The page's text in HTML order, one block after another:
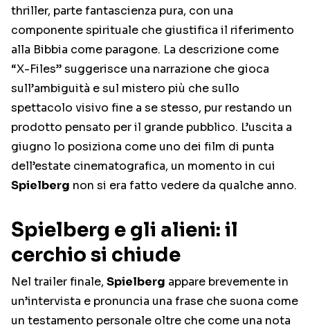
thriller, parte fantascienza pura, con una
componente spirituale che giustifica il riferimento
alla Bibbia come paragone. La descrizione come
“X-Files” suggerisce una narrazione che gioca
sull’ambiguità e sul mistero più che sullo
spettacolo visivo fine a se stesso, pur restando un
prodotto pensato per il grande pubblico. L’uscita a
giugno lo posiziona come uno dei film di punta
dell’estate cinematografica, un momento in cui
Spielberg non si era fatto vedere da qualche anno.
Spielberg e gli alieni: il
cerchio si chiude
Nel trailer finale, Spielberg appare brevemente in
un’intervista e pronuncia una frase che suona come
un testamento personale oltre che come una nota